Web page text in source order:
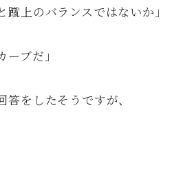
蹴上のバランスではないか」
ーブだ」
をしたそうですが、